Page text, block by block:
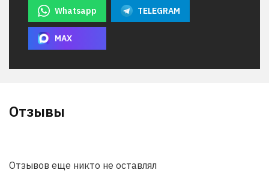
Whatsapp TELEGRAM
MAX
Отзывы
Отзывов еще никто не оставлял